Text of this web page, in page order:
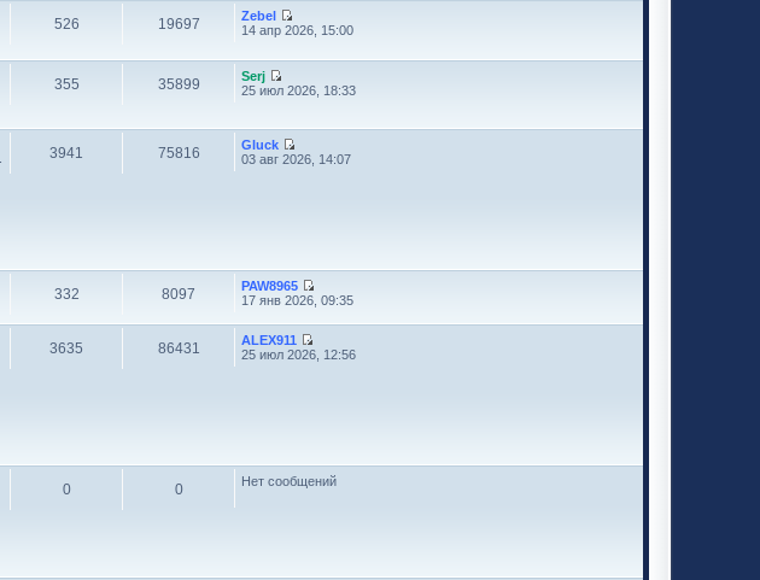
526 19697
Zebel
14 апр 2026, 15:00
355 35899
Serj
25 июл 2026, 18:33
3941 75816
Gluck
03 авг 2026, 14:07
332 8097
PAW8965
17 янв 2026, 09:35
3635 86431
ALEX911
25 июл 2026, 12:56
0 0 Нет сообщений